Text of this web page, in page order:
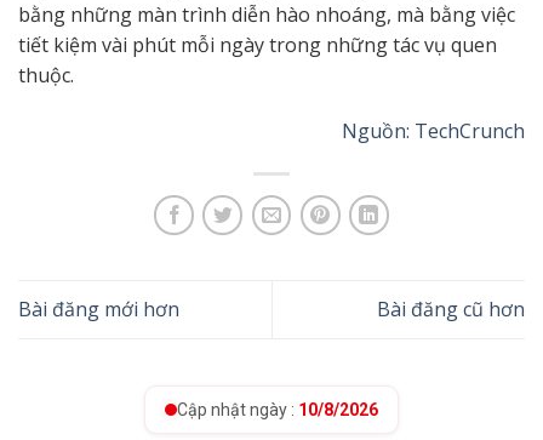
bằng những màn trình diễn hào nhoáng, mà bằng việc
tiết kiệm vài phút mỗi ngày trong những tác vụ quen
thuộc.
Nguồn: TechCrunch
Bài đăng mới hơn Bài đăng cũ hơn
Cập nhật ngày : 10/8/2026